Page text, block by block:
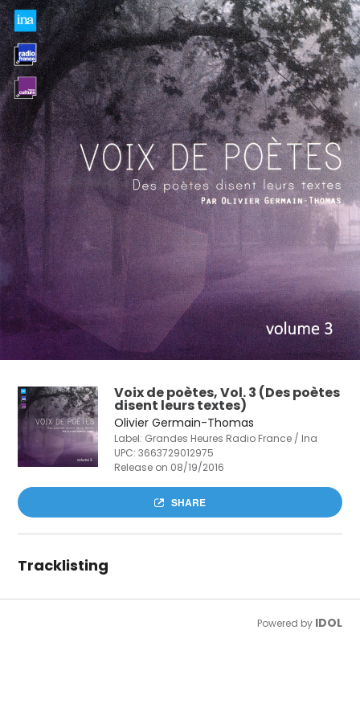
Voix de poètes, Vol. 3 (Des poètes
disent leurs textes)
Olivier Germain-Thomas
Label: Grandes Heures Radio France / Ina
UPC:3663729012975
Release on 08/19/2016
SHARE
Tracklisting
Powered by IDOL